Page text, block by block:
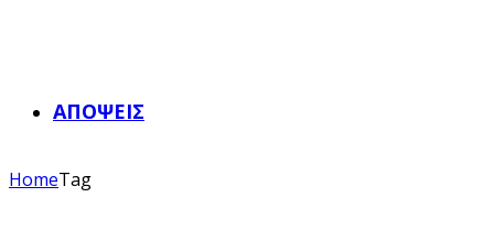
ΑΠΌΨΕΙΣ
HomeTag